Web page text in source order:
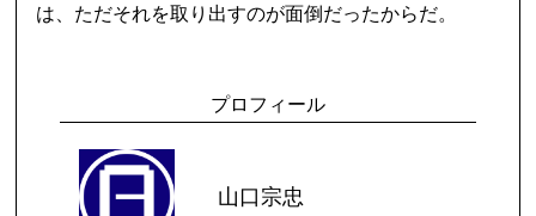
は、ただそれを取り出すのが面倒だったからだ。
プロフィール
山口宗忠